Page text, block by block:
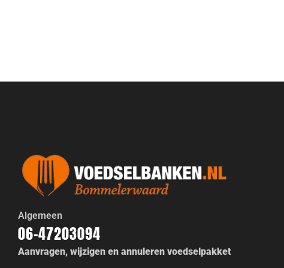
Algemeen
06-47203094
Aanvragen, wijzigen en annuleren voedselpakket